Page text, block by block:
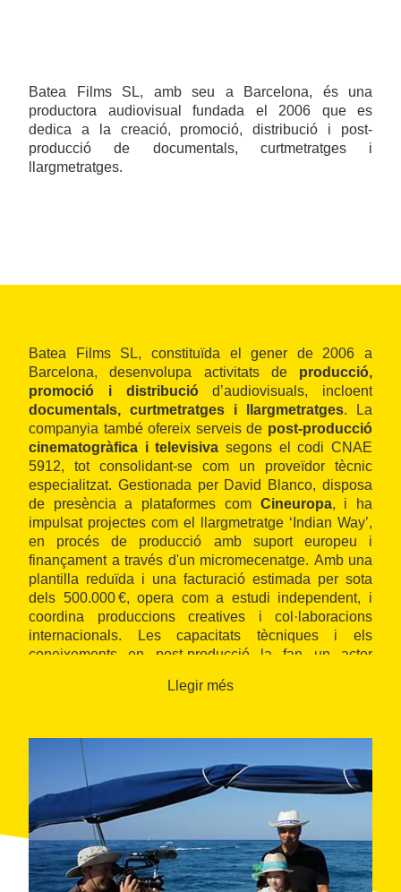
Batea Films SL, amb seu a Barcelona, és una
productora audiovisual fundada el 2006 que es
dedica a la creació, promoció, distribució i post-
producció de documentals, curtmetratges i
llargmetratges.
Batea Films SL, constituïda el gener de 2006 a
Barcelona, desenvolupa activitats de producció,
promoció i distribuciód’audiovisuals, incloent
documentals, curtmetratges i llargmetratges. La
companyia també ofereix serveis de post-producció
cinematogràfica i televisiva segons el codi CNAE
5912, tot consolidant-se com un proveïdor tècnic
especialitzat. Gestionada per David Blanco, disposa
de presència a plataformes com Cineuropa, i ha
impulsat projectes com el llargmetratge ‘Indian Way’,
en procés de producció amb suport europeu i
finançament a través d'un micromecenatge. Amb una
plantilla reduïda i una facturació estimada per sota
dels 500.000 €, opera com a estudi independent, i
coordina produccions creatives i col·laboracions
internacionals. Les capacitats tècniques i els
coneixements en post-producció la fan un actor
Llegir més